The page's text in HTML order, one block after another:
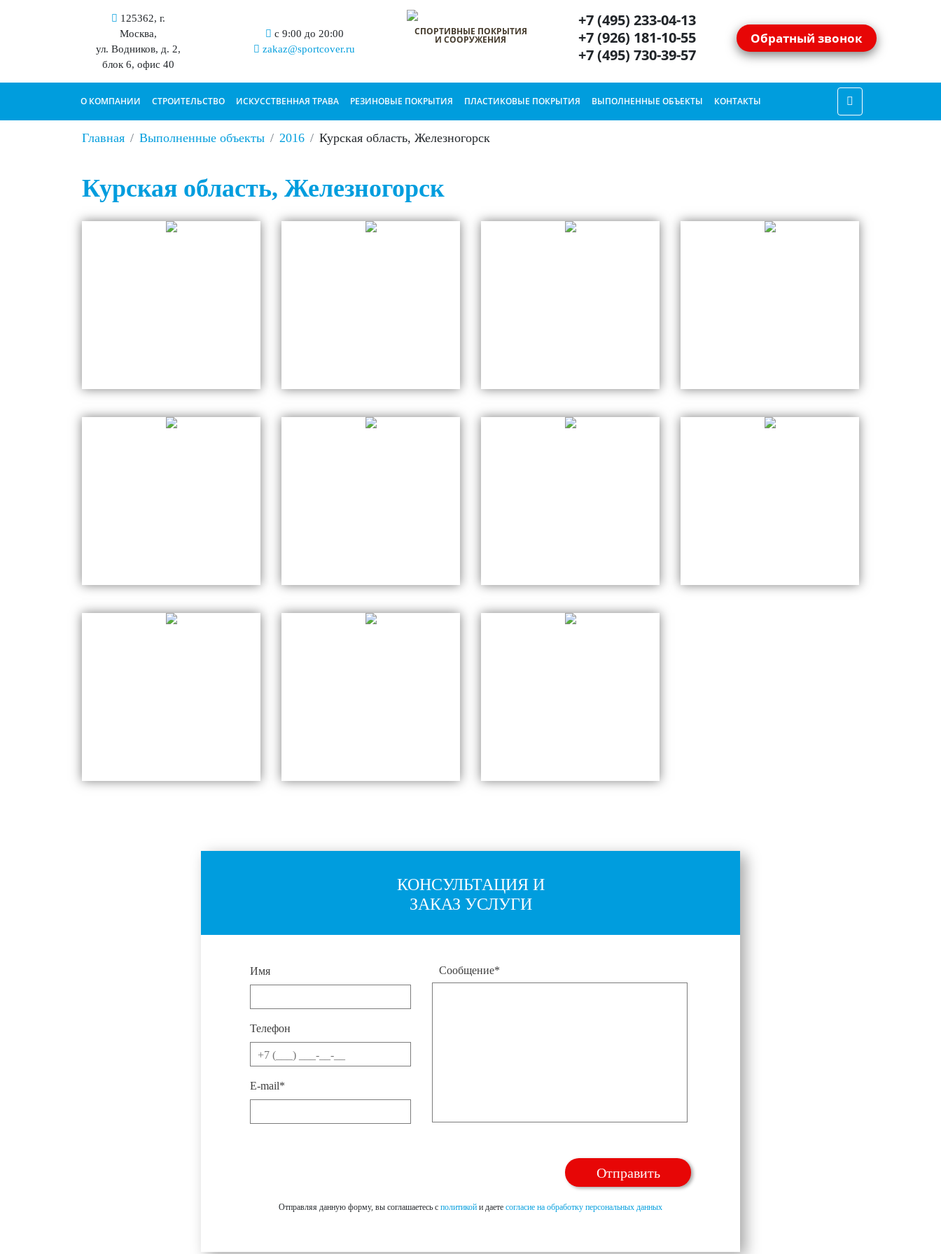
125362, г.
Москва,
ул. Водников, д. 2,
блок 6, офис 40
с 9:00 до 20:00
zakaz@sportcover.ru
СПОРТИВНЫЕ ПОКРЫТИЯ
И СООРУЖЕНИЯ
+7 (495) 233-04-13
+7 (926) 181-10-55
+7 (495) 730-39-57
Обратный звонок
О КОМПАНИИ СТРОИТЕЛЬСТВО ИСКУССТВЕННАЯ ТРАВА РЕЗИНОВЫЕ ПОКРЫТИЯ ПЛАСТИКОВЫЕ ПОКРЫТИЯ ВЫПОЛНЕННЫЕ ОБЪЕКТЫ КОНТАКТЫ
Главная Выполненные объекты 2016 Курская область, Железногорск
Курская область, Железногорск
КОНСУЛЬТАЦИЯ И
ЗАКАЗ УСЛУГИ
Имя
Телефон
E-mail*
Сообщение*
Отправляя данную форму, вы соглашаетесь с политикой и даете согласие на обработку персональных данных